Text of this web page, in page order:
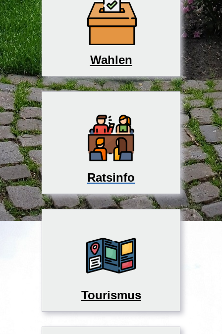
Wahlen
Ratsinfo
Tourismus